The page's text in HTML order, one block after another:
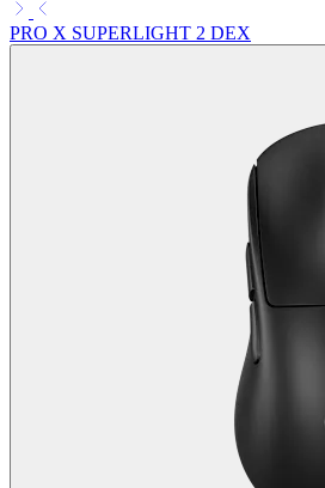
PRO X SUPERLIGHT 2 DEX